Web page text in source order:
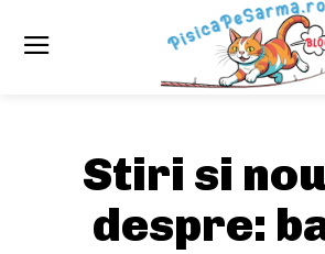
Stiri si
despre: